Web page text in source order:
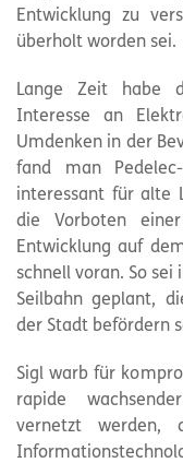
Entwicklung zu
überholt worden sei.
Lange Zeit habe
Interesse an
Umdenken in der
fand man
interessant für alte
die Vorboten
Entwicklung auf
schnell voran. So sei
Seilbahn geplant,
der Stadt befördern
Sigl warb für
rapide
vernetzt werden,